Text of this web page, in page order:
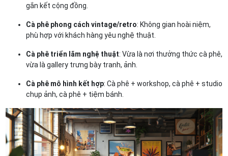
gắn kết cộng đồng.
Cà phê phong cách vintage/retro: Không gian hoài niệm,
phù hợp với khách hàng yêu nghệ thuật.
Cà phê triển lãm nghệ thuật: Vừa là nơi thưởng thức cà phê,
vừa là gallery trưng bày tranh, ảnh.
Cà phê mô hình kết hợp: Cà phê + workshop, cà phê + studio
chụp ảnh, cà phê + tiệm bánh.